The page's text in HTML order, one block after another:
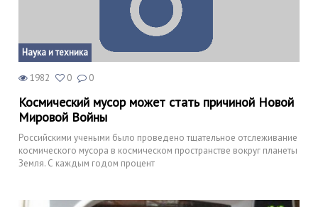
Наука и техника
1982 0 0
Космический мусор может стать причиной Новой
Мировой Войны
Российскими учеными было проведено тщательное отслеживание
космического мусора в космическом пространстве вокруг планеты
Земля. С каждым годом процент